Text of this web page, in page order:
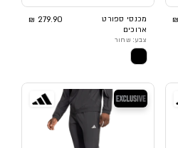
מכנסי ספורט
ארוכים
279.90 ₪
צבע: שחור
בלעדי